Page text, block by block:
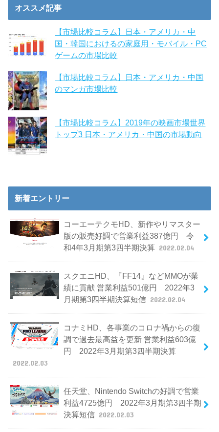
オススメ記事
【市場比較コラム】日本・アメリカ・中
国・韓国におけるの家庭用・モバイル・PC
ゲームの市場比較
【市場比較コラム】日本・アメリカ・中国
のマンガ市場比較
【市場比較コラム】2019年の映画市場世界
トップ3 日本・アメリカ・中国の市場動向
新着エントリー
コーエーテクモHD、新作やリマスター
版の販売好調で営業利益387億円 令
和4年3月期第3四半期決算 2022.02.04
スクエニHD、『FF14』などMMOが業
績に貢献 営業利益501億円 2022年3
月期第3四半期決算短信 2022.02.04
コナミHD、各事業のコロナ禍からの復
調で過去最高益を更新 営業利益603億
円 2022年3月期第3四半期決算
2022.02.03
任天堂、Nintendo Switchの好調で営業
利益4725億円 2022年3月期第3四半期
決算短信 2022.02.03